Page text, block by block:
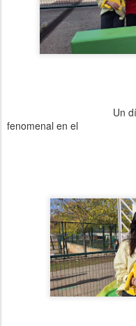
Un día muy
fenomenal en el
CUENTA